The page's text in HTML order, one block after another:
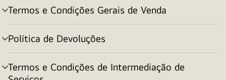
Termos e Condições Gerais de Venda
alternar
menu
Política de Devoluções
alternar
menu
Termos e Condições de Intermediação de
alternar